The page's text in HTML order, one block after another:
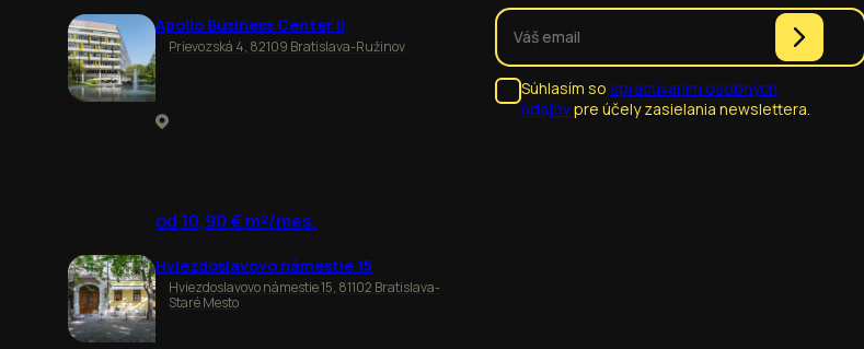
Apollo Business Center II
Prievozská 4, 82109 Bratislava-Ružinov
od 10,90 € m²/mes.
Hviezdoslavovo námestie 15
Hviezdoslavovo námestie 15, 81102 Bratislava-
Staré Mesto
Súhlasím so spracúvaním osobných
údajovpre účely zasielania newslettera.